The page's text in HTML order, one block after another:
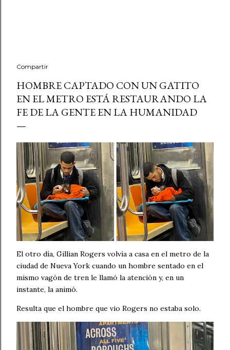
Compartir
HOMBRE CAPTADO CON UN GATITO
EN EL METRO ESTÁ RESTAURANDO LA
FE DE LA GENTE EN LA HUMANIDAD
El otro día, Gillian Rogers volvía a casa en el metro de la
ciudad de Nueva York cuando un hombre sentado en el
mismo vagón de tren le llamó la atención y, en un
instante, la animó.
Resulta que el hombre que vio Rogers no estaba solo.